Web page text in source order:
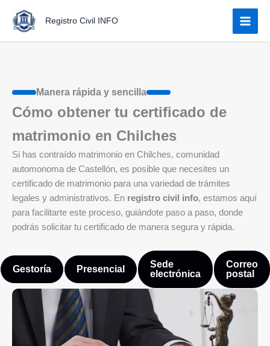
contenido
Registro Civil INFO
Manera rápida y sencilla
Cómo obtener tu certificado de
matrimonio en Chilches
Si has contraído matrimonio en Chilches, comunidad
automonoma de Castellón, es posible que necesites un
certificado de matrimonio para una variedad de trámites
legales y administrativos. En registro civil info, estamos aquí
para facilitarte este proceso, guiándote paso a paso, donde
podrás solicitar tu certificado de manera segura y rápida.
Gestoría Presencial
Sede
electrónica
Correo
postal